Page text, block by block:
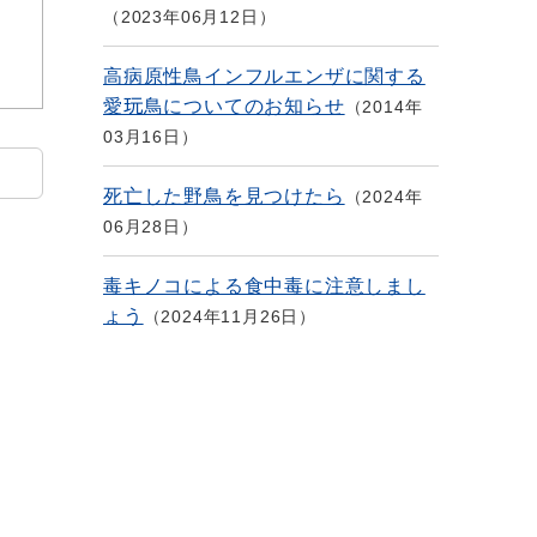
2023年06月12日
高病原性鳥インフルエンザに関する
愛玩鳥についてのお知らせ
2014年
03月16日
死亡した野鳥を見つけたら
2024年
06月28日
毒キノコによる食中毒に注意しまし
ょう
2024年11月26日